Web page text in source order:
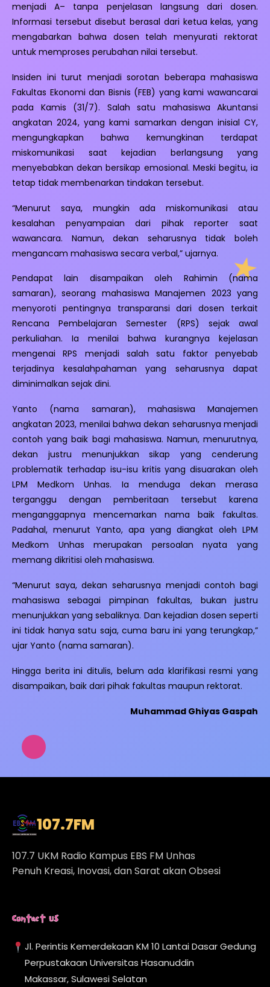
menjadi A– tanpa penjelasan langsung dari dosen.
Informasi tersebut disebut berasal dari ketua kelas, yang
mengabarkan bahwa dosen telah menyurati rektorat
untuk memproses perubahan nilai tersebut.
Insiden ini turut menjadi sorotan beberapa mahasiswa
Fakultas Ekonomi dan Bisnis (FEB) yang kami wawancarai
pada Kamis (31/7). Salah satu mahasiswa Akuntansi
angkatan 2024, yang kami samarkan dengan inisial CY,
mengungkapkan bahwa kemungkinan terdapat
miskomunikasi saat kejadian berlangsung yang
menyebabkan dekan bersikap emosional. Meski begitu, ia
tetap tidak membenarkan tindakan tersebut.
“Menurut saya, mungkin ada miskomunikasi atau
kesalahan penyampaian dari pihak reporter saat
wawancara. Namun, dekan seharusnya tidak boleh
mengancam mahasiswa secara verbal,” ujarnya.
Pendapat lain disampaikan oleh Rahimin (nama
samaran), seorang mahasiswa Manajemen 2023 yang
menyoroti pentingnya transparansi dari dosen terkait
Rencana Pembelajaran Semester (RPS) sejak awal
perkuliahan. Ia menilai bahwa kurangnya kejelasan
mengenai RPS menjadi salah satu faktor penyebab
terjadinya kesalahpahaman yang seharusnya dapat
diminimalkan sejak dini.
Yanto (nama samaran), mahasiswa Manajemen
angkatan 2023, menilai bahwa dekan seharusnya menjadi
contoh yang baik bagi mahasiswa. Namun, menurutnya,
dekan justru menunjukkan sikap yang cenderung
problematik terhadap isu-isu kritis yang disuarakan oleh
LPM Medkom Unhas. Ia menduga dekan merasa
terganggu dengan pemberitaan tersebut karena
menganggapnya mencemarkan nama baik fakultas.
Padahal, menurut Yanto, apa yang diangkat oleh LPM
Medkom Unhas merupakan persoalan nyata yang
memang dikritisi oleh mahasiswa.
“Menurut saya, dekan seharusnya menjadi contoh bagi
mahasiswa sebagai pimpinan fakultas, bukan justru
menunjukkan yang sebaliknya. Dan kejadian dosen seperti
ini tidak hanya satu saja, cuma baru ini yang terungkap,”
ujar Yanto (nama samaran).
Hingga berita ini ditulis, belum ada klarifikasi resmi yang
disampaikan, baik dari pihak fakultas maupun rektorat.
Muhammad Ghiyas Gaspah
107.7FM
107.7 UKM Radio Kampus EBS FM Unhas
Penuh Kreasi, Inovasi, dan Sarat akan Obsesi
Contact Us
Jl. Perintis Kemerdekaan KM 10 Lantai Dasar Gedung
Perpustakaan Universitas Hasanuddin
Makassar, Sulawesi Selatan